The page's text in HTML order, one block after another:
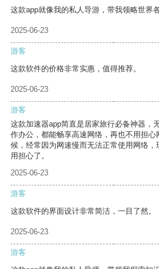
这款app就像我的私人导游，带我领略世界
2025-06-23
游客
这款软件的价格非常实惠，值得推荐。
2025-06-23
游客
这款加速器app简直是居家旅行必备神器，
作办公，都能畅享高速网络，再也不用担
候，经常因为网速慢而无法正常使用网络
用担心了。
2025-06-23
游客
这款软件的界面设计非常简洁，一目了然。
2025-06-23
游客